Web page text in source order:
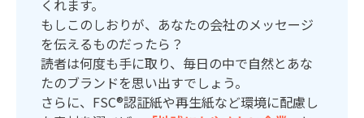
くれます。
もしこのしおりが、あなたの会社のメッセージ
を伝えるものだったら？
読者は何度も手に取り、毎日の中で自然とあな
たのブランドを思い出すでしょう。
さらに、 FSC®認証紙や再生紙など環境に配慮し